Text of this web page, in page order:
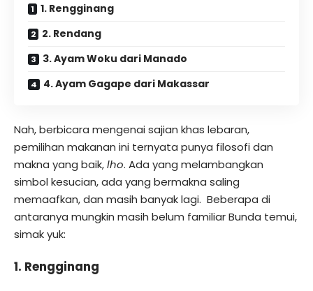
1. Rengginang
2. Rendang
3. Ayam Woku dari Manado
4. Ayam Gagape dari Makassar
Nah, berbicara mengenai sajian khas lebaran,
pemilihan makanan ini ternyata punya filosofi dan
makna yang baik,lho. Ada yang melambangkan
simbol kesucian, ada yang bermakna saling
memaafkan, dan masih banyak lagi. Beberapa di
antaranya mungkin masih belum familiar Bunda temui,
simak yuk:
1. Rengginang